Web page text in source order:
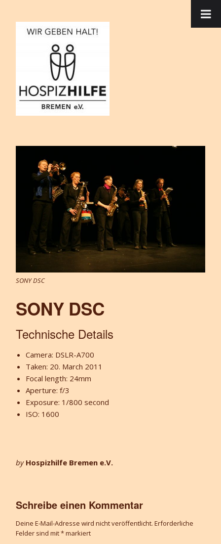
SONY DSC
SONY DSC
Technische Details
Camera: DSLR-A700
Taken: 20. March 2011
Focal length: 24mm
Aperture: f/3
Exposure: 1/800 second
ISO: 1600
by Hospizhilfe Bremen e.V.
Schreibe einen Kommentar
Deine E-Mail-Adresse wird nicht veröffentlicht. Erforderliche
Felder sind mit*markiert